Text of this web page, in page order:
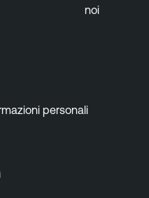
noi
personali